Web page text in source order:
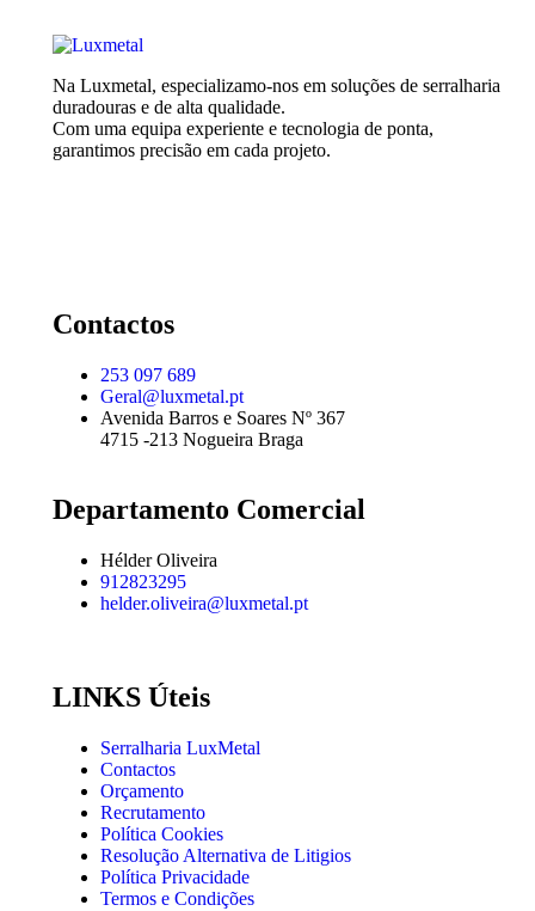
Na Luxmetal, especializamo-nos em soluções de serralharia
duradouras e de alta qualidade.
Com uma equipa experiente e tecnologia de ponta,
garantimos precisão em cada projeto.
Contactos
253 097 689
Geral@luxmetal.pt
Avenida Barros e Soares Nº 367
4715 -213 Nogueira Braga
Departamento Comercial
Hélder Oliveira
912823295
helder.oliveira@luxmetal.pt
LINKS Úteis
Serralharia LuxMetal
Contactos
Orçamento
Recrutamento
Política Cookies
Resolução Alternativa de Litigios
Política Privacidade
Termos e Condições